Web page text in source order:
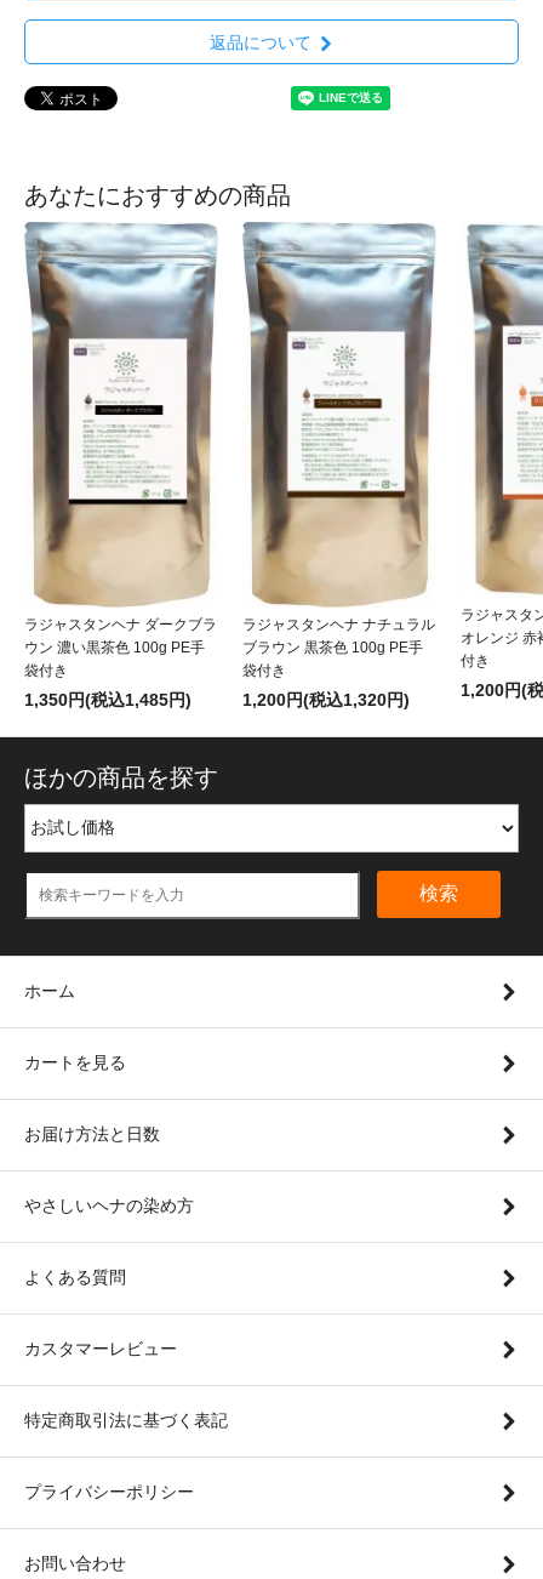
返品について
あなたにおすすめの商品
ラジャスタンヘナ ダークブラ
ウン 濃い黒茶色 100g PE手
袋付き
1,350円(税込1,485円)
ラジャスタンヘナ ナチュラル
ブラウン 黒茶色 100g PE手
袋付き
1,200円(税込1,320円)
ラジャスタ
オレンジ 赤
付き
1,200円(
ほかの商品を探す
検索
ホーム
カートを見る
お届け方法と日数
やさしいヘナの染め方
よくある質問
カスタマーレビュー
特定商取引法に基づく表記
プライバシーポリシー
お問い合わせ